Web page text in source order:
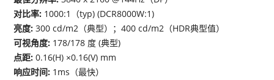
对比率: 1000:1（typ) (DCR8000W:1)
亮度:300 cd/m2（典型）；400 cd/m2（HDR典型值）
可视角度: 178/178 度 (典型)
点距:0.16(H) ×0.16(V) mm
响应时间: 1ms（最快）